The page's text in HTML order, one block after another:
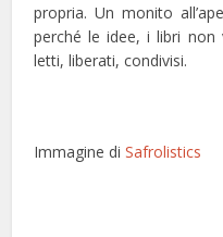
propria. Un monito
perché le idee, i libri non
letti, liberati, condivisi.
Immagine diSafrolistics